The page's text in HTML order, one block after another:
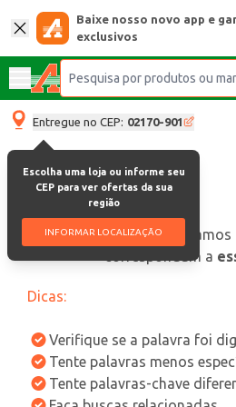
Baixe nosso novo app e
exclusivos
Entregue no CEP: 02170-901
Escolha uma loja ou informe seu
CEP para ver ofertas da sua
região
INFORMAR LOCALIZAÇÃO
oops, não encontramos
correspondam a
Dicas:
Verifique se a palavra foi
Tente palavras menos
Tente palavras-chave